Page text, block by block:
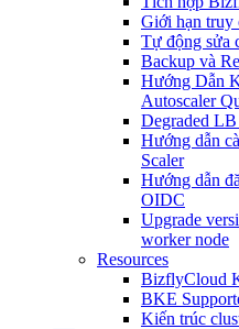
Giới hạn truy
Tự động sửa
Backup và
Hướng Dẫn
Autoscaler
Degraded
Hướng dẫn
Scaler
Hướng dẫn
OIDC
Upgrade
worker node
Resources
BizflyCloud
BKE
Kiến trúc